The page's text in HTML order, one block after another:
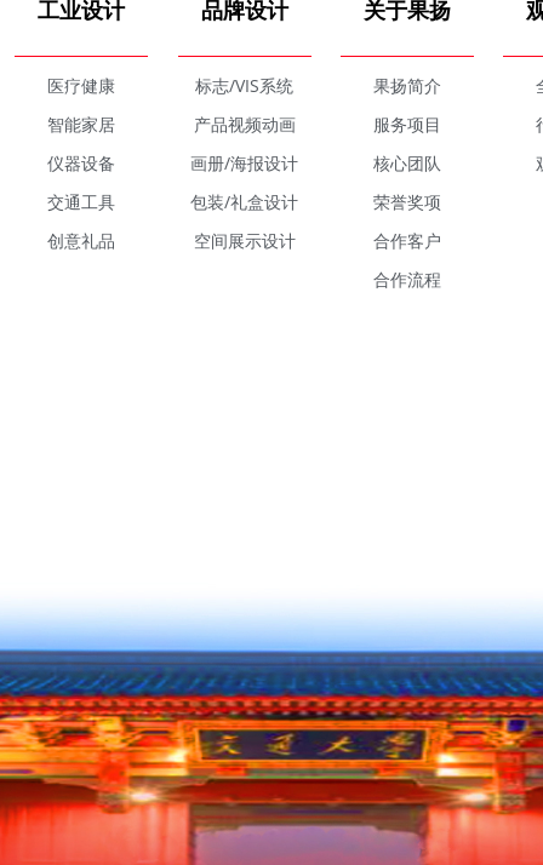
工业设计
医疗健康
智能家居
仪器设备
交通工具
创意礼品
品牌设计
标志/VIS系统
产品视频动画
画册/海报设计
包装/礼盒设计
空间展示设计
关于果扬
果扬简介
服务项目
核心团队
荣誉奖项
合作客户
合作流程